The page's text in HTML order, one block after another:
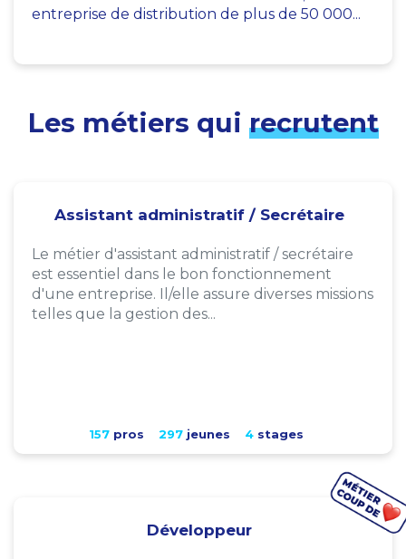
entreprise de distribution de plus de 50 000...
Les métiers qui recrutent
Assistant administratif / Secrétaire
Le métier d'assistant administratif / secrétaire
est essentiel dans le bon fonctionnement
d'une entreprise. Il/elle assure diverses missions
telles que la gestion des...
157pros 297jeunes 4stages
Développeur